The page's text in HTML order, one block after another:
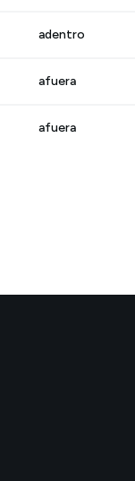
adentro
afuera
afuera